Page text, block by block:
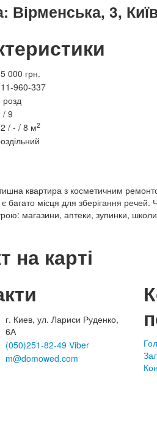
Вірменська, 3,
000 грн.
960-337
розд
/ 9
/ - / 8 м2
квартира з косметичним
багато місця для зберігання
магазини, аптеки, зупинки,
на карті
г. Киев, ул. Лариси Руденко,
6А
(050)251-82-49 Viber
m@domowed.com